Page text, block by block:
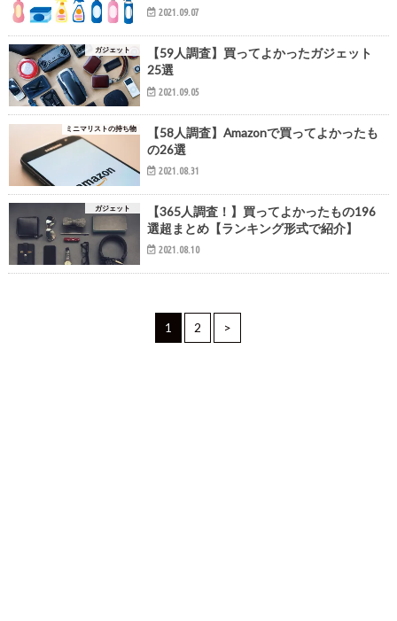
2021.09.07
ガジェット
【59人調査】買ってよかったガジェット
25選
2021.09.05
ミニマリストの持ち物
【58人調査】Amazonで買ってよかったも
の26選
2021.08.31
ガジェット
【365人調査！】買ってよかったもの196
選超まとめ【ランキング形式で紹介】
2021.08.10
1 2 >